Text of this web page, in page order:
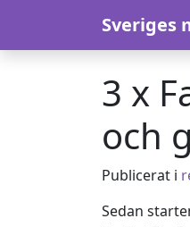
Sveriges
3 x
och
Publicerat i
Sedan